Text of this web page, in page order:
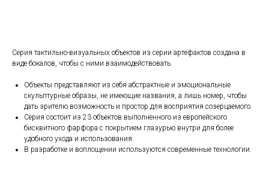
Серия тактильно-визуальных объектов из серии артефактов создана в
виде бокалов, чтобы с ними взаимодействовать.
Объекты представляют из себя абстрактные и эмоциональные
скульптурные образы, не имеющие названия, а лишь номер, чтобы
дать зрителю возможность и простор для восприятия созерцаемого.
Серия состоит из 23 объектов выполненного из европейского
бисквитного фарфора с покрытием глазурью внутри для более
удобного ухода и использования.
В разработке и воплощении используются современные технологии.